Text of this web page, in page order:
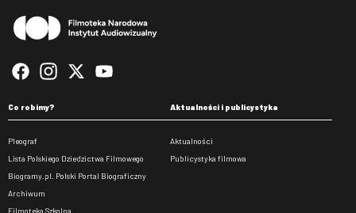
Co robimy?
Pleograf
Lista Polskiego Dziedzictwa Filmowego
Biogramy.pl. Polski Portal Biograficzny
Archiwum
Filmoteka Szkolna
Aktualności i publicystyka
Aktualności
Publicystyka filmowa